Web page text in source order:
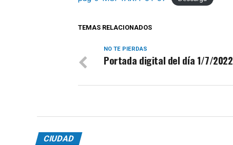
TEMAS RELACIONADOS
NO TE PIERDAS
Portada digital del día 1/7/2022
CIUDAD